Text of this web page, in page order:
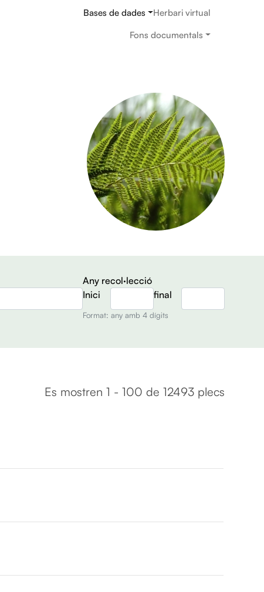
Navegació principal
Bases de dades
Herbari virtual
Fons documentals
Es mostren 1 - 100 de 12493 plecs
Any recol·lecció
Inici
final
Format: any amb 4 dígits